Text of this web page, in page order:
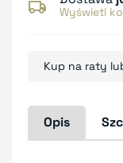
Wyświetl
Kup na raty
Opis